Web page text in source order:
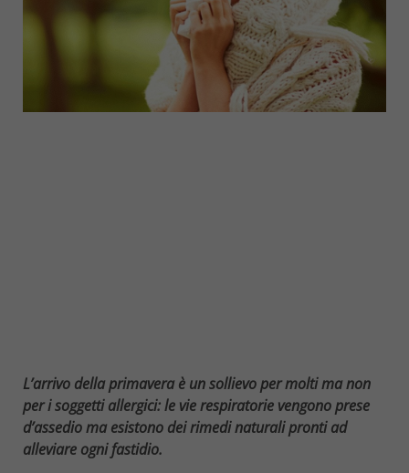
L’arrivo della primavera è un sollievo per molti ma non
per i soggetti allergici: le vie respiratorie vengono prese
d’assedio ma esistono dei rimedi naturali pronti ad
alleviare ogni fastidio.